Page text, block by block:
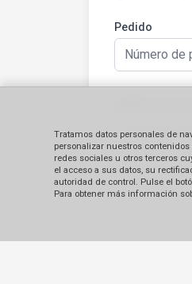
Pedido
Tratamos datos personales de
personalizar nuestros
redes sociales u otros terceros
el acceso a sus datos, su
autoridad de control. Pulse el
Para obtener más información